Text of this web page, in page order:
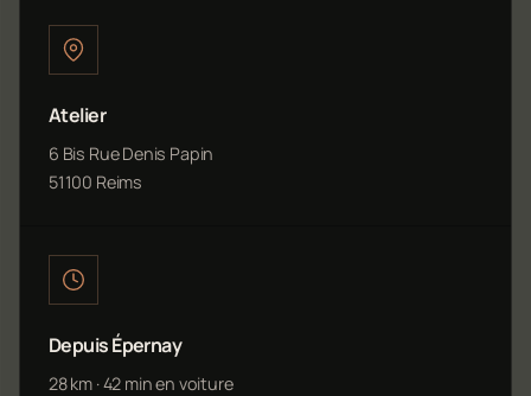
Atelier
6 Bis Rue Denis Papin
51100 Reims
Depuis Épernay
28 km · 42 min en voiture